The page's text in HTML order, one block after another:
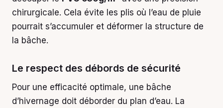
chirurgicale. Cela évite les plis où l’eau de pluie
pourrait s’accumuler et déformer la structure de
la bâche.
Le respect des débords de sécurité
Pour une efficacité optimale, une bâche
d’hivernage doit déborder du plan d’eau. La